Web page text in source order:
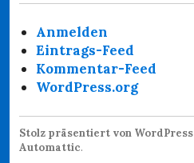
Anmelden
Eintrags-Feed
Kommentar-Feed
WordPress.org
Stolz präsentiert von WordPress
Automattic.